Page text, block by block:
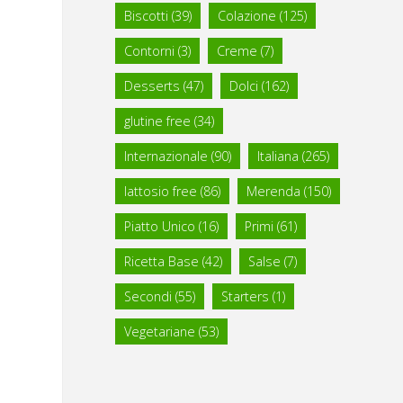
Biscotti (39) Colazione (125)
Contorni (3) Creme (7)
Desserts (47) Dolci (162)
glutine free (34)
Internazionale (90) Italiana (265)
lattosio free (86) Merenda (150)
Piatto Unico (16) Primi (61)
Ricetta Base (42) Salse (7)
Secondi (55) Starters (1)
Vegetariane (53)